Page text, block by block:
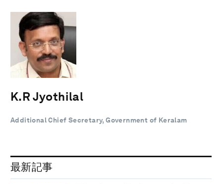
K.R Jyothilal
Additional Chief Secretary, Government of Keralam
最新記事